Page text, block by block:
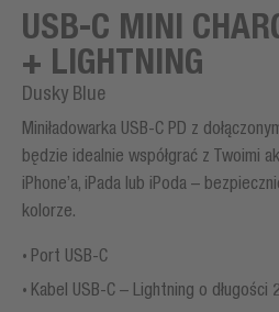
USB-C MINI
+ LIGHTNING
Dusky Blue
Miniładowarka USB-C PD z
będzie idealnie współgrać z Twoimi
iPhone’a, iPada lub iPoda –
kolorze.
Port USB-C
Kabel USB-C – Lightning o długości